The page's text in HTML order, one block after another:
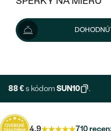
KOMBINOVANÉ
PODĽA ŠTÝLU
BEZ KAMEŇA
ETERNITY
POSTRANNÉ
HALO
VINTAGE
OBRÚČOK
VÝPREDAJ
ŠPERKY ČO
PODĽA TYPU
NÁUŠNICE
PRSTENE
PLATINOVÉ
NAPICHOVACIE
ZLATÉ
STRIEBORNÉ
SOLITÉR
VÝPREDAJ
ZLATÉ
PLATINOVÉ
98 €
88 €s kódom SUN10 .
4.9 710